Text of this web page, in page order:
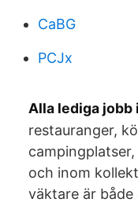
CaBG
PCJx
Alla lediga jobb
restauranger,
och inom
väktare är